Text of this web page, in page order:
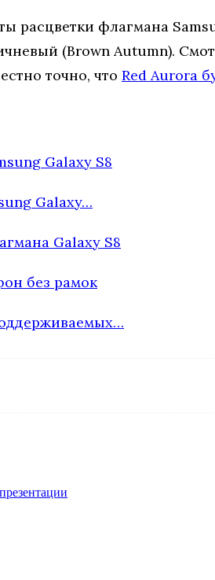
расцветки флагмана
(Brown Autumn).
точно, что Red Aurora
Galaxy S8
Galaxy…
Galaxy S8
без рамок